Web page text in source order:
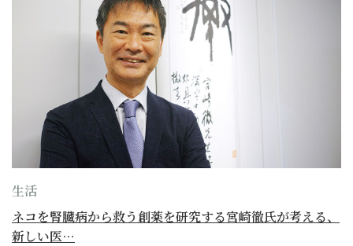
生活
ネコを腎臓病から救う創薬を研究する宮崎徹氏が考える、
新しい医…